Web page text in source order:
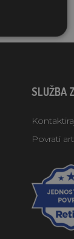
SLUŽBA
Povrati